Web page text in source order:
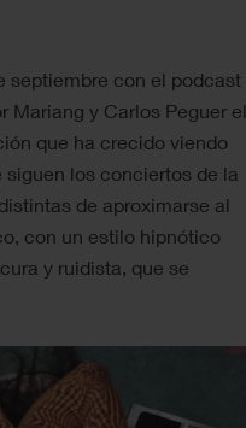
septiembre con el podcast
Mariang y Carlos Peguer el
que ha crecido viendo
los conciertos de la
de aproximarse al
con un estilo hipnótico
y ruidista, que se